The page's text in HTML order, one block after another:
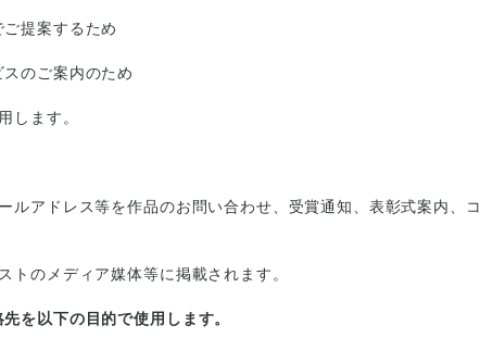
提案するため
のご案内のため
します。
ルアドレス等を作品のお問い合わせ、受賞通知、表彰式案内、コ
トのメディア媒体等に掲載されます。
を以下の目的で使用します。